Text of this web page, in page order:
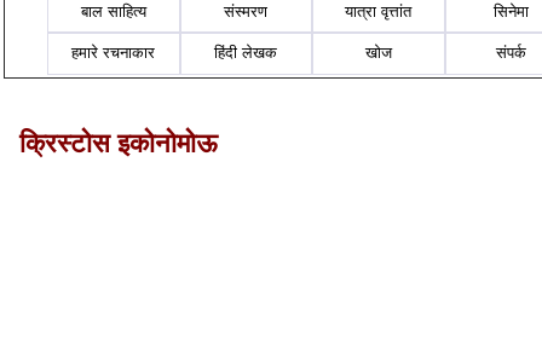
बाल साहित्य संस्मरण यात्रा वृत्तांत सिनेमा
हमारे रचनाकार हिंदी लेखक खोज संपर्क
क्रिस्टोस इकोनोमोऊ